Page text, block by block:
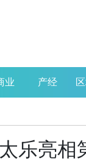
业 产经
乐亮